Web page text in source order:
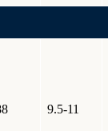
9.5-11